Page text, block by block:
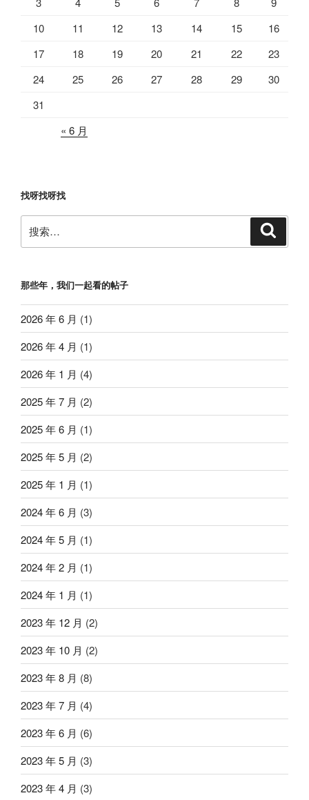
10
11 12 13 14 15
16
17
18 19 20 21 22
23
24
25 26 27 28 29
30
31
« 6 月
找呀找呀找
索：
那些年，我们一起看的帖子
2026 年 6 月 (1)
2026 年 4 月 (1)
2026 年 1 月 (4)
2025 年 7 月 (2)
2025 年 6 月 (1)
2025 年 5 月 (2)
2025 年 1 月 (1)
2024 年 6 月 (3)
2024 年 5 月 (1)
2024 年 2 月 (1)
2024 年 1 月 (1)
2023 年 12 月 (2)
2023 年 10 月 (2)
2023 年 8 月 (8)
2023 年 7 月 (4)
2023 年 6 月 (6)
2023 年 5 月 (3)
2023 年 4 月 (3)